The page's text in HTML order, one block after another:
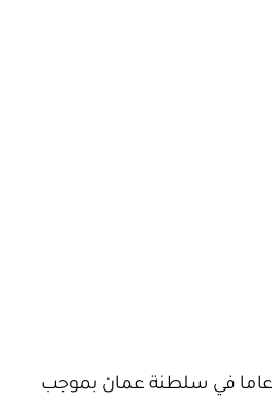
عاما في سلطنة عمان بموجب